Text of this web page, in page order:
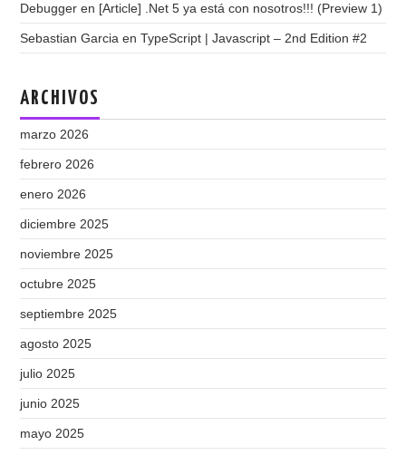
Debugger en [Article] .Net 5 ya está con nosotros!!! (Preview 1)
Sebastian Garcia enTypeScript | Javascript – 2nd Edition #2
ARCHIVOS
marzo 2026
febrero 2026
enero 2026
diciembre 2025
noviembre 2025
octubre 2025
septiembre 2025
agosto 2025
julio 2025
junio 2025
mayo 2025